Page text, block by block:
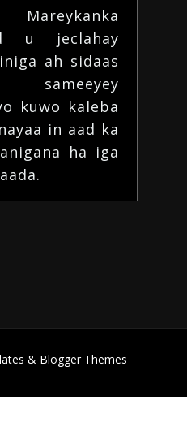
u jeclahay
ah sidaas
kuwo kaleba
in aad ka
anigana ha iga
.
& Blogger Themes